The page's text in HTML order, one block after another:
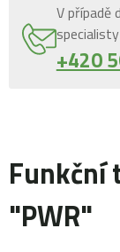
V případě
specialisty
+420
Funkční
"PWR"